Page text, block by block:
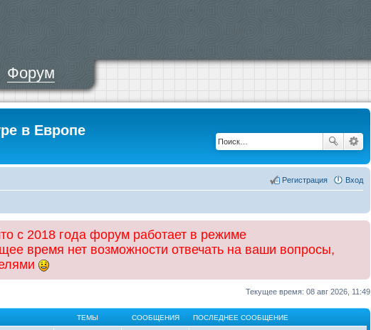
Форум
в Европе
Вход
Регистрация
с 2018 года форум работает в режиме
время нет возможности отвечать на ваши вопросы,
Текущее время: 08 авг 2026, 11:49
ТЕМЫ СООБЩЕНИЯ ПОСЛЕДНЕЕ СООБЩЕНИЕ